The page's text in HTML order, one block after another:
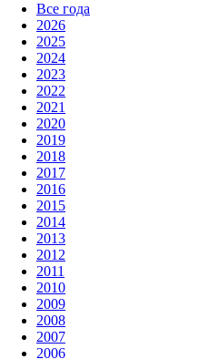
Все года
2026
2025
2024
2023
2022
2021
2020
2019
2018
2017
2016
2015
2014
2013
2012
2011
2010
2009
2008
2007
2006